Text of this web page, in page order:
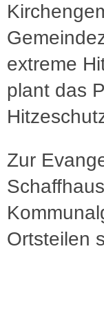
extreme
plant das
Zur
Ortsteilen